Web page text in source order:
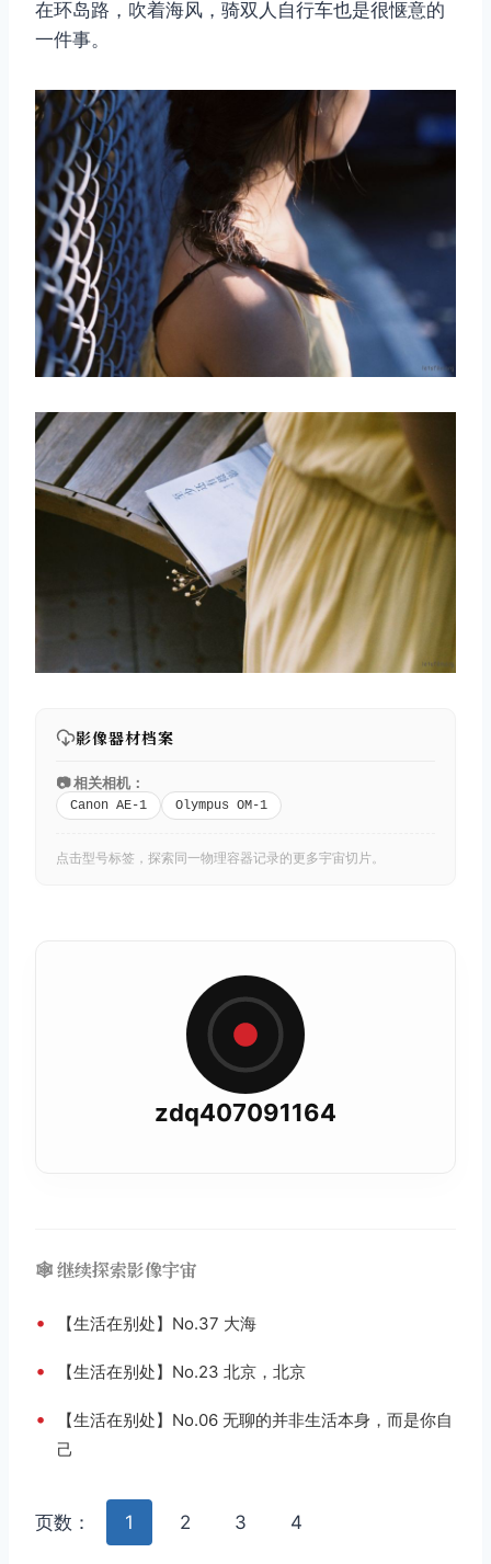
在环岛路，吹着海风，骑双人自行车也是很惬意的
一件事。
影像器材档案
📷 相关相机：
Canon AE-1 Olympus OM-1
点击型号标签，探索同一物理容器记录的更多宇宙切片。
zdq407091164
🕸️ 继续探索影像宇宙
• 【生活在别处】No.37 大海
• 【生活在别处】No.23 北京，北京
•
【生活在别处】No.06 无聊的并非生活本身，而是你自
己
页数： 1 2 3 4